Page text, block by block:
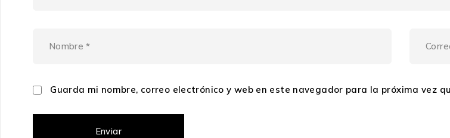
Guarda mi nombre, correo electrónico y web en este navegador para la próxima vez